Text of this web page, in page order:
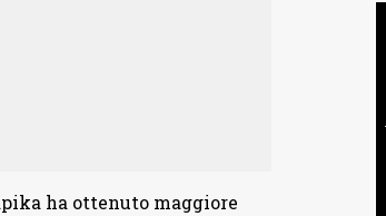
ha ottenuto maggiore